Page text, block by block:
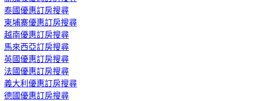
泰國優惠訂房搜尋
柬埔寨優惠訂房搜尋
越南優惠訂房搜尋
馬來西亞訂房搜尋
英國優惠訂房搜尋
法國優惠訂房搜尋
義大利優惠訂房搜尋
德國優惠訂房搜尋